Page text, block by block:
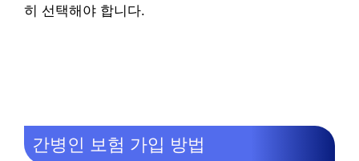
히 선택해야 합니다.
간병인 보험 가입 방법